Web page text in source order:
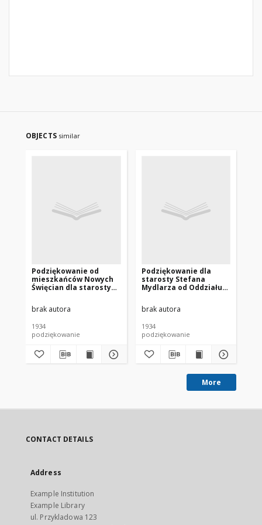
OBJECTS similar
Podziękowanie od
mieszkańców Nowych
Święcian dla starosty
zasiedem lat pracy na
stanowisku starosty
red.]
brak autora
1934
podziękowanie
Podziękowanie dla
starosty Stefana
Mydlarza od Oddziału
w Duksztach [nazwa
red.]
brak autora
1934
podziękowanie
More
CONTACT DETAILS
Address
Example Institution
Example Library
ul. Przykladowa 123